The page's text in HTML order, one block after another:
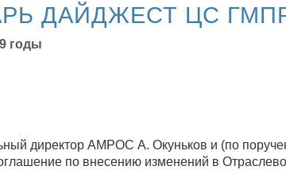
ДАЙДЖЕСТ ЦС
годы
директор АМРОС А. Окуньков и (по
по внесению изменений в